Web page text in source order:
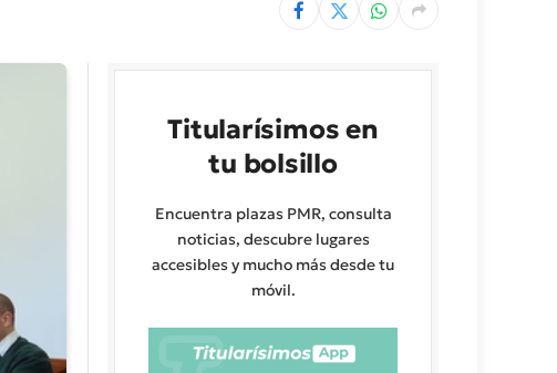
Titularísimos en
tu bolsillo
Encuentra plazas PMR, consulta
noticias, descubre lugares
accesibles y mucho más desde tu
móvil.